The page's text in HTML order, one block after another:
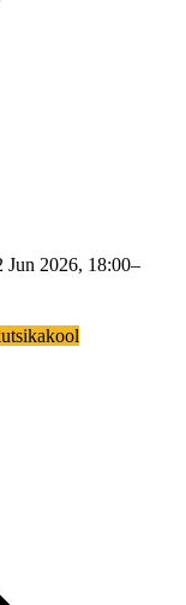
Jun 2026, 18:00–